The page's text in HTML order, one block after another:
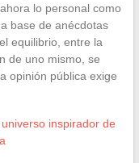
lo personal como
base de anécdotas
equilibrio, entre la
de uno mismo, se
opinión pública exige
inspirador de